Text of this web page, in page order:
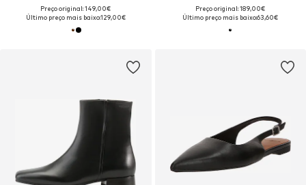
Preço original: 149,00€
Último preço mais baixo:129,00€
Preço original: 189,00€
Último preço mais baixo:63,60€